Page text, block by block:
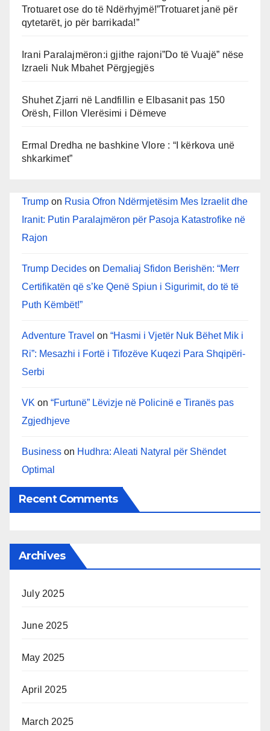
Trotuaret ose do të Ndërhyjmë!”Trotuaret janë për
qytetarët, jo për barrikada!”
Irani Paralajmëron:i gjithe rajoni”Do të Vuajë” nëse
Izraeli Nuk Mbahet Përgjegjës
Shuhet Zjarri në Landfillin e Elbasanit pas 150
Orësh, Fillon Vlerësimi i Dëmeve
Ermal Dredha ne bashkine Vlore : “I kërkova unë
shkarkimet”
Trump on Rusia Ofron Ndërmjetësim Mes Izraelit dhe
Iranit: Putin Paralajmëron për Pasoja Katastrofike në
Rajon
Trump Decides on Demaliaj Sfidon Berishën: “Merr
Certifikatën që s’ke Qenë Spiun i Sigurimit, do të të
Puth Këmbët!”
Adventure Travel on “Hasmi i Vjetër Nuk Bëhet Mik i
Ri”: Mesazhi i Fortë i Tifozëve Kuqezi Para Shqipëri-
Serbi
VK on “Furtunë” Lëvizje në Policinë e Tiranës pas
Zgjedhjeve
Business on Hudhra: Aleati Natyral për Shëndet
Optimal
Recent Comments
Archives
July 2025
June 2025
May 2025
April 2025
March 2025